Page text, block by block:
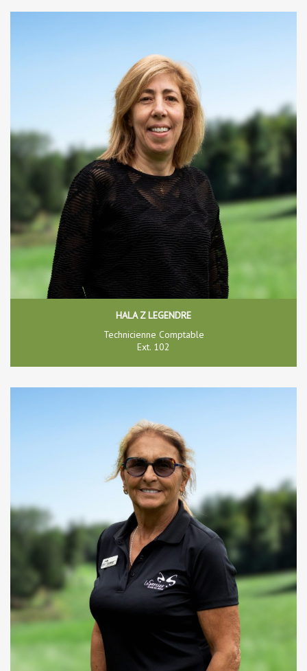
HALA Z LEGENDRE
Technicienne Comptable
Ext. 102